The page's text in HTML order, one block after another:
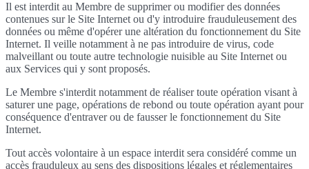
Il est interdit au Membre de supprimer ou modifier des données
contenues sur le Site Internet ou d'y introduire frauduleusement des
données ou même d'opérer une altération du fonctionnement du Site
Internet. Il veille notamment à ne pas introduire de virus, code
malveillant ou toute autre technologie nuisible au Site Internet ou
aux Services qui y sont proposés.
Le Membre s'interdit notamment de réaliser toute opération visant à
saturer une page, opérations de rebond ou toute opération ayant pour
conséquence d'entraver ou de fausser le fonctionnement du Site
Internet.
Tout accès volontaire à un espace interdit sera considéré comme un
accès frauduleux au sens des dispositions légales et réglementaires